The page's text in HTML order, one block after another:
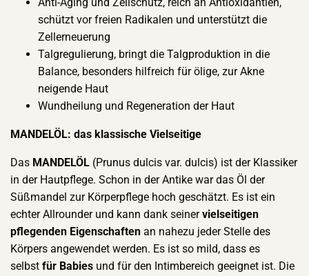
schützt vor freien Radikalen und unterstützt die
Zellerneuerung
Talgregulierung, bringt die Talgproduktion in die
Balance, besonders hilfreich für ölige, zur Akne
neigende Haut
Wundheilung und Regeneration der Haut
MANDELÖL: das klassische Vielseitige
Das MANDELÖL (Prunus dulcis var. dulcis) ist der Klassiker
in der Hautpflege. Schon in der Antike war das Öl der
Süßmandel zur Körperpflege hoch geschätzt. Es ist ein
echter Allrounder und kann dank seinervielseitigen
pflegenden Eigenschaften an nahezu jeder Stelle des
Körpers angewendet werden. Es ist so mild, dass es
selbstfür Babies und für den Intimbereich geeignet ist. Die